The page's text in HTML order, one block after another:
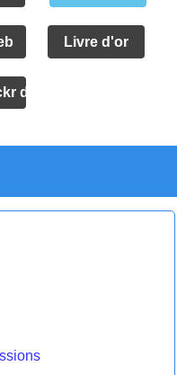
Livre d'or
des amis